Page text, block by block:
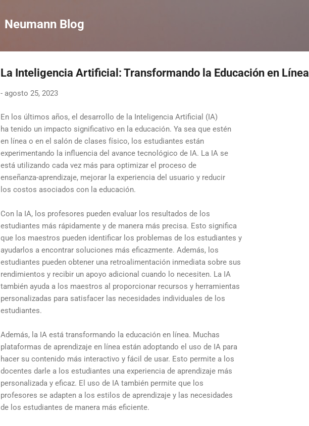
Neumann Blog
La Inteligencia Artificial: Transformando la Educación en Línea
- agosto 25, 2023
En los últimos años, el desarrollo de la Inteligencia Artificial (IA)
ha tenido un impacto significativo en la educación. Ya sea que estén
en línea o en el salón de clases físico, los estudiantes están
experimentando la influencia del avance tecnológico de IA. La IA se
está utilizando cada vez más para optimizar el proceso de
enseñanza-aprendizaje, mejorar la experiencia del usuario y reducir
los costos asociados con la educación.
Con la IA, los profesores pueden evaluar los resultados de los
estudiantes más rápidamente y de manera más precisa. Esto significa
que los maestros pueden identificar los problemas de los estudiantes y
ayudarlos a encontrar soluciones más eficazmente. Además, los
estudiantes pueden obtener una retroalimentación inmediata sobre sus
rendimientos y recibir un apoyo adicional cuando lo necesiten. La IA
también ayuda a los maestros al proporcionar recursos y herramientas
personalizadas para satisfacer las necesidades individuales de los
estudiantes.
Además, la IA está transformando la educación en línea. Muchas
plataformas de aprendizaje en línea están adoptando el uso de IA para
hacer su contenido más interactivo y fácil de usar. Esto permite a los
docentes darle a los estudiantes una experiencia de aprendizaje más
personalizada y eficaz. El uso de IA también permite que los
profesores se adapten a los estilos de aprendizaje y las necesidades
de los estudiantes de manera más eficiente.